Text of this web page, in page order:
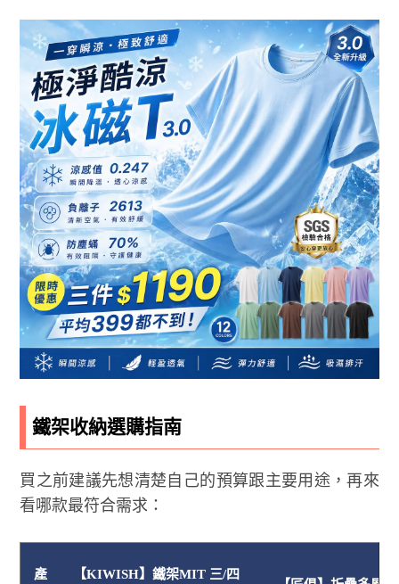
鐵架收納選購指南
買之前建議先想清楚自己的預算跟主要用途，再來
看哪款最符合需求：
產
【KIWISH】鐵架MIT 三/四